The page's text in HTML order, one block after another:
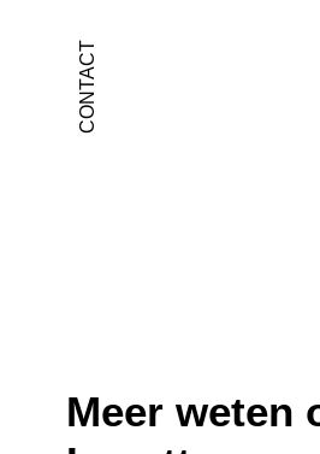
CONTACT
Meer weten